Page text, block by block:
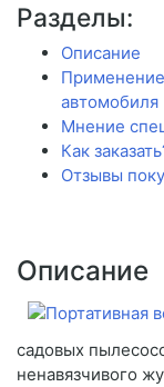
Разделы:
Описание
Применение
автомобиля
Мнение
Как
Отзывы
Описание
садовых
ненавязчивого